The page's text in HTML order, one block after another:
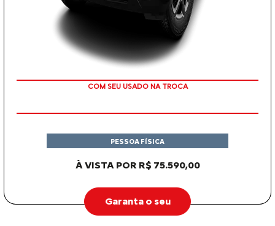
COM SEU USADO NA TROCA
À VISTA POR R$ 75.590,00
PESSOA FÍSICA
Garanta o seu